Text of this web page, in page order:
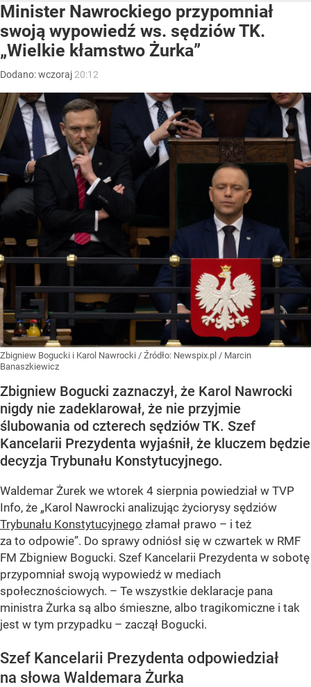
Minister Nawrockiego przypomniał
swoją wypowiedź ws. sędziów TK.
„Wielkie kłamstwo Żurka”
Dodano:wczoraj 20:12
Zbigniew Bogucki i Karol Nawrocki / Źródło: Newspix.pl / Marcin
Banaszkiewicz
Zbigniew Bogucki zaznaczył, że Karol Nawrocki
nigdy nie zadeklarował, że nie przyjmie
ślubowania od czterech sędziów TK. Szef
Kancelarii Prezydenta wyjaśnił, że kluczem będzie
decyzja Trybunału Konstytucyjnego.
Waldemar Żurek we wtorek 4 sierpnia powiedział w TVP
Info, że „Karol Nawrocki analizując życiorysy sędziów
Trybunału Konstytucyjnego złamał prawo – i też
za to odpowie”. Do sprawy odniósł się w czwartek w RMF
FM Zbigniew Bogucki. Szef Kancelarii Prezydenta w sobotę
przypomniał swoją wypowiedź w mediach
społecznościowych. – Te wszystkie deklaracje pana
ministra Żurka są albo śmieszne, albo tragikomiczne i tak
jest w tym przypadku – zaczął Bogucki.
Szef Kancelarii Prezydenta odpowiedział
na słowa Waldemara Żurka